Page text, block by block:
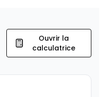
Ouvrir la
calculatrice